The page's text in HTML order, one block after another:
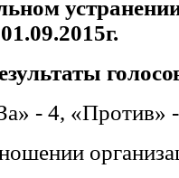
- 4, «Против» -